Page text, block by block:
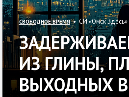
СВОБОДНОЕ ВРЕМЯ• СИ «Омск Здесь»
ИЗ ГЛИНЫ,
ВЫХОДНЫХ